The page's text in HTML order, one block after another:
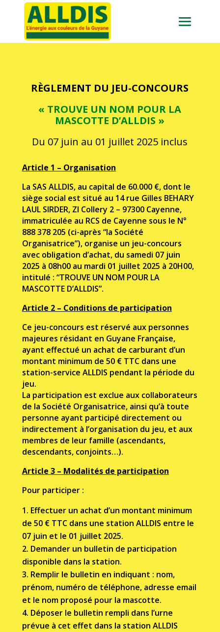
RÈGLEMENT DU JEU-CONCOURS
« TROUVE UN NOM POUR LA
MASCOTTE D’ALLDIS »
Du 07 juin au 01 juillet 2025 inclus
Article 1 – Organisation
La SAS ALLDIS, au capital de 60.000 €, dont le
siège social est situé au 14 rue Gilles BEHARY
LAUL SIRDER, ZI Collery 2 – 97300 Cayenne,
immatriculée au RCS de Cayenne sous le N°
888 378 205 (ci-après “la Société
Organisatrice”), organise un jeu-concours
avec obligation d’achat, du samedi 07 juin
2025 à 08h00 au mardi 01 juillet 2025 à 20H00,
intitulé : “TROUVE UN NOM POUR LA
MASCOTTE D’ALLDIS”.
Article 2 – Conditions de participation
Ce jeu-concours est réservé aux personnes
majeures résidant en Guyane Française,
ayant effectué un achat de carburant d’un
montant minimum de 50 € TTC dans une
station-service ALLDIS pendant la période du
jeu.
La participation est exclue aux collaborateurs
de la Société Organisatrice, ainsi qu’à toute
personne ayant participé directement ou
indirectement à l’organisation du jeu, et aux
membres de leur famille (ascendants,
descendants, conjoints…).
Article 3 – Modalités de participation
Pour participer :
Effectuer un achat d’un montant minimum
de 50 € TTC dans une station ALLDIS entre le
07 juin et le 01 juillet 2025.
Demander un bulletin de participation
disponible dans la station.
Remplir le bulletin en indiquant : nom,
prénom, numéro de téléphone, adresse email
et le nom proposé pour la mascotte.
Déposer le bulletin rempli dans l’urne
prévue à cet effet dans la station ALLDIS